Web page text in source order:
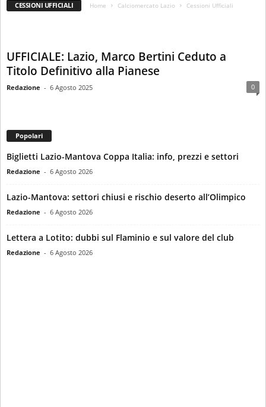
CESSIONI UFFICIALI Home Calciomercato Lazio Cessioni Ufficiali
UFFICIALE: Lazio, Marco Bertini Ceduto a
Titolo Definitivo alla Pianese
Redazione - 6 Agosto 2025 0
Popolari
Biglietti Lazio-Mantova Coppa Italia: info, prezzi e settori
Redazione - 6 Agosto 2026
Lazio-Mantova: settori chiusi e rischio deserto all’Olimpico
Redazione - 6 Agosto 2026
Lettera a Lotito: dubbi sul Flaminio e sul valore del club
Redazione - 6 Agosto 2026